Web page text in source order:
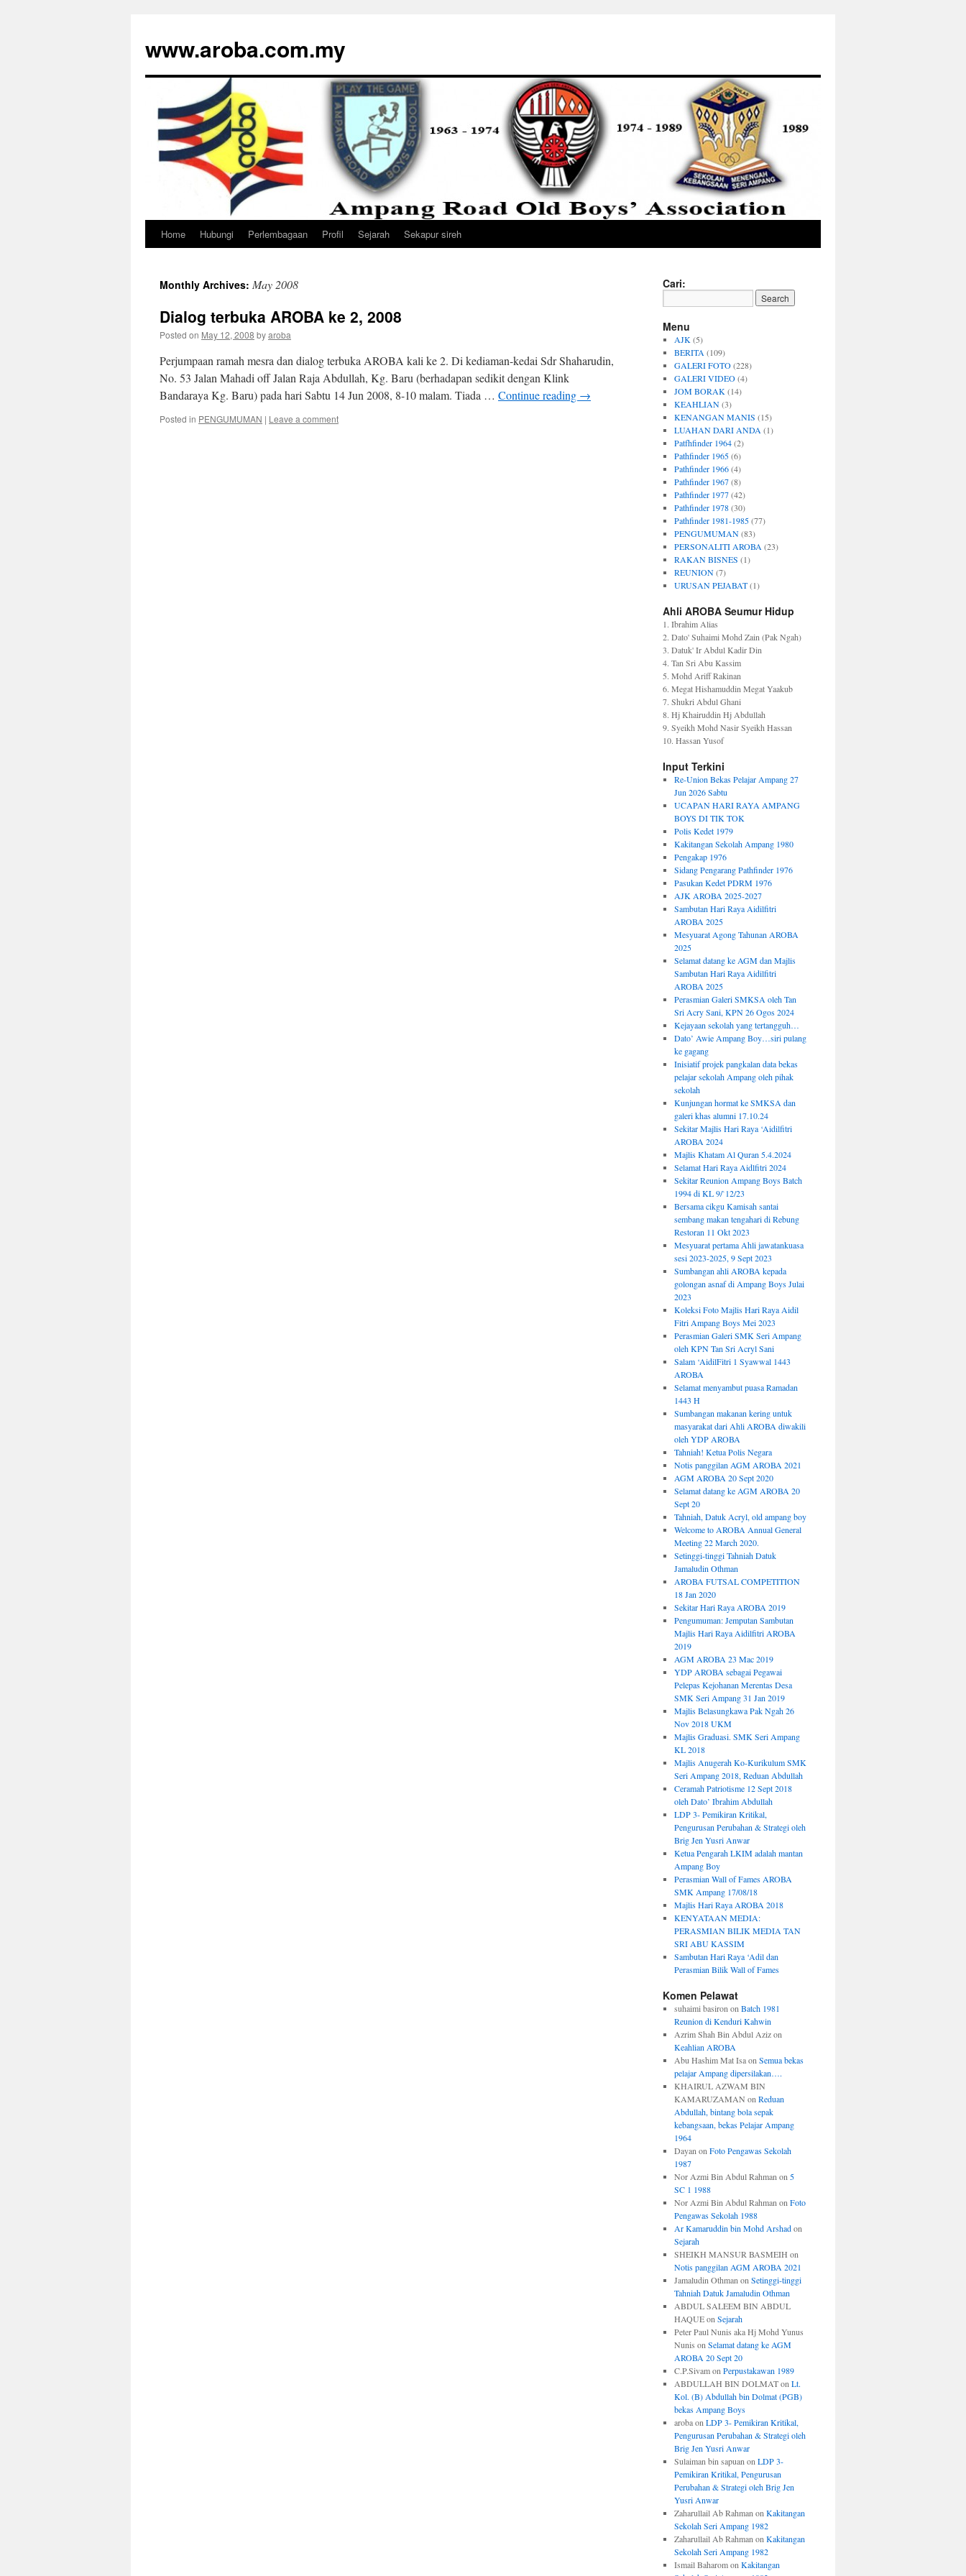
www.aroba.com.my
Skip
content
Home Hubungi Perlembagaan Profil Sejarah Sekapur sireh
Monthly Archives: May 2008
Dialog terbuka AROBA ke 2, 2008
Posted on May 12, 2008 byaroba
Perjumpaan ramah mesra dan dialog terbuka AROBA kali ke 2. Di kediaman-kedai Sdr Shaharudin,
No. 53 Jalan Mahadi off Jalan Raja Abdullah, Kg. Baru (berhadapan sedikit dengan Klink
Bandaraya Kg. Baru) pada hari Sabtu 14 Jun 2008, 8-10 malam. Tiada … Continue reading →
Posted in PENGUMUMAN | Leave a comment
Cari:
Menu
AJK (5)
BERITA (109)
GALERI FOTO(228)
GALERI VIDEO(4)
JOM BORAK (14)
KEAHLIAN(3)
KENANGAN MANIS (15)
LUAHAN DARI ANDA (1)
Patfhfinder 1964(2)
Pathfinder 1965(6)
Pathfinder 1966(4)
Pathfinder 1967(8)
Pathfinder 1977(42)
Pathfinder 1978(30)
Pathfinder 1981-1985(77)
PENGUMUMAN(83)
PERSONALITI AROBA (23)
RAKAN BISNES (1)
REUNION(7)
URUSAN PEJABAT(1)
Ahli AROBA Seumur Hidup
1. Ibrahim Alias
2. Dato' Suhaimi Mohd Zain (Pak Ngah)
3. Datuk' Ir Abdul Kadir Din
4. Tan Sri Abu Kassim
5. Mohd Ariff Rakinan
6. Megat Hishamuddin Megat Yaakub
7. Shukri Abdul Ghani
8. Hj Khairuddin Hj Abdullah
9. Syeikh Mohd Nasir Syeikh Hassan
10. Hassan Yusof
Input Terkini
Re-Union Bekas Pelajar Ampang 27
Jun 2026 Sabtu
UCAPAN HARI RAYA AMPANG
BOYS DI TIK TOK
Polis Kedet 1979
Kakitangan Sekolah Ampang 1980
Pengakap 1976
Sidang Pengarang Pathfinder 1976
Pasukan Kedet PDRM 1976
AJK AROBA 2025-2027
Sambutan Hari Raya Aidilfitri
AROBA 2025
Mesyuarat Agong Tahunan AROBA
2025
Selamat datang ke AGM dan Majlis
Sambutan Hari Raya Aidilfitri
AROBA 2025
Perasmian Galeri SMKSA oleh Tan
Sri Acry Sani, KPN 26 Ogos 2024
Kejayaan sekolah yang tertangguh…
Dato’ Awie Ampang Boy…siri pulang
ke gagang
Inisiatif projek pangkalan data bekas
pelajar sekolah Ampang oleh pihak
sekolah
Kunjungan hormat ke SMKSA dan
galeri khas alumni 17.10.24
Sekitar Majlis Hari Raya ‘Aidilfitri
AROBA 2024
Majlis Khatam Al Quran 5.4.2024
Selamat Hari Raya Aidlfitri 2024
Sekitar Reunion Ampang Boys Batch
1994 di KL 9/`12/23
Bersama cikgu Kamisah santai
sembang makan tengahari di Rebung
Restoran 11 Okt 2023
Mesyuarat pertama Ahli jawatankuasa
sesi 2023-2025, 9 Sept 2023
Sumbangan ahli AROBA kepada
golongan asnaf di Ampang Boys Julai
2023
Koleksi Foto Majlis Hari Raya Aidil
Fitri Ampang Boys Mei 2023
Perasmian Galeri SMK Seri Ampang
oleh KPN Tan Sri Acryl Sani
Salam ‘AidilFitri 1 Syawwal 1443
AROBA
Selamat menyambut puasa Ramadan
1443 H
Sumbangan makanan kering untuk
masyarakat dari Ahli AROBA diwakili
oleh YDP AROBA
Tahniah! Ketua Polis Negara
Notis panggilan AGM AROBA 2021
AGM AROBA 20 Sept 2020
Selamat datang ke AGM AROBA 20
Sept 20
Tahniah, Datuk Acryl, old ampang boy
Welcome to AROBA Annual General
Meeting 22 March 2020.
Setinggi-tinggi Tahniah Datuk
Jamaludin Othman
AROBA FUTSAL COMPETITION
18 Jan 2020
Sekitar Hari Raya AROBA 2019
Pengumuman: Jemputan Sambutan
Majlis Hari Raya Aidilfitri AROBA
2019
AGM AROBA 23 Mac 2019
YDP AROBA sebagai Pegawai
Pelepas Kejohanan Merentas Desa
SMK Seri Ampang 31 Jan 2019
Majlis Belasungkawa Pak Ngah 26
Nov 2018 UKM
Majlis Graduasi. SMK Seri Ampang
KL 2018
Majlis Anugerah Ko-Kurikulum SMK
Seri Ampang 2018, Reduan Abdullah
Ceramah Patriotisme 12 Sept 2018
oleh Dato’ Ibrahim Abdullah
LDP 3- Pemikiran Kritikal,
Pengurusan Perubahan & Strategi oleh
Brig Jen Yusri Anwar
Ketua Pengarah LKIM adalah mantan
Ampang Boy
Perasmian Wall of Fames AROBA
SMK Ampang 17/08/18
Majlis Hari Raya AROBA 2018
KENYATAAN MEDIA:
PERASMIAN BILIK MEDIA TAN
SRI ABU KASSIM
Sambutan Hari Raya ‘Adil dan
Perasmian Bilik Wall of Fames
Komen Pelawat
suhaimi basiron on Batch 1981
Reunion di Kenduri Kahwin
Azrim Shah Bin Abdul Azizon
Keahlian AROBA
Abu Hashim Mat Isaon Semua bekas
pelajar Ampang dipersilakan….
KHAIRUL AZWAM BIN
KAMARUZAMAN on Reduan
Abdullah, bintang bola sepak
kebangsaan, bekas Pelajar Ampang
1964
Dayan on Foto Pengawas Sekolah
1987
Nor Azmi Bin Abdul Rahman on 5
SC 1 1988
Nor Azmi Bin Abdul Rahman on Foto
Pengawas Sekolah 1988
Ar Kamaruddin bin Mohd Arshadon
Sejarah
SHEIKH MANSUR BASMEIH on
Notis panggilan AGM AROBA 2021
Jamaludin Othman on Setinggi-tinggi
Tahniah Datuk Jamaludin Othman
ABDUL SALEEM BIN ABDUL
HAQUEon Sejarah
Peter Paul Nunis aka Hj Mohd Yunus
Nunis on Selamat datang ke AGM
AROBA 20 Sept 20
C.P.Sivamon Perpustakawan 1989
ABDULLAH BIN DOLMATon Lt.
Kol. (B) Abdullah bin Dolmat (PGB)
bekas Ampang Boys
arobaon LDP 3- Pemikiran Kritikal,
Pengurusan Perubahan & Strategi oleh
Brig Jen Yusri Anwar
Sulaiman bin sapuan on LDP 3-
Pemikiran Kritikal, Pengurusan
Perubahan & Strategi oleh Brig Jen
Yusri Anwar
Zaharullail Ab Rahman on Kakitangan
Sekolah Seri Ampang 1982
Zaharullail Ab Rahman on Kakitangan
Sekolah Seri Ampang 1982
Ismail Baharomon Kakitangan